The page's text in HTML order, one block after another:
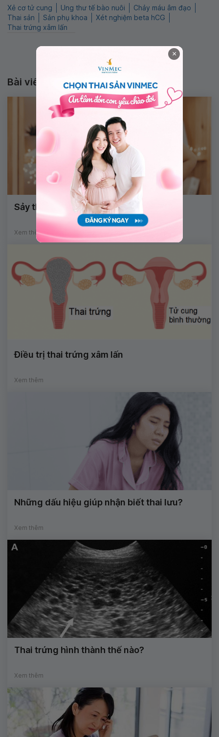
Xẻ cơ tử cung Ung thư tế bào nuôi
Chảy máu âm đạo
Thai sản
Sản phụ khoa
Xét nghiệm beta hCG
Thai trứng xâm lấn
Bài viết liên quan
Sảy thai tự nhiên ra máu trong bao lâu?
Xem thêm
Điều trị thai trứng xâm lấn
Xem thêm
Những dấu hiệu giúp nhận biết thai lưu?
Xem thêm
Thai trứng hình thành thế nào?
Xem thêm
×